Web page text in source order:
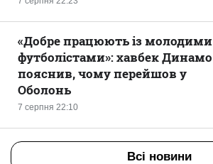
7 серпня 22:10
«Добре працюють із молодими
футболістами»: хавбек Динамо
пояснив, чому перейшов у
Оболонь
Всі новини